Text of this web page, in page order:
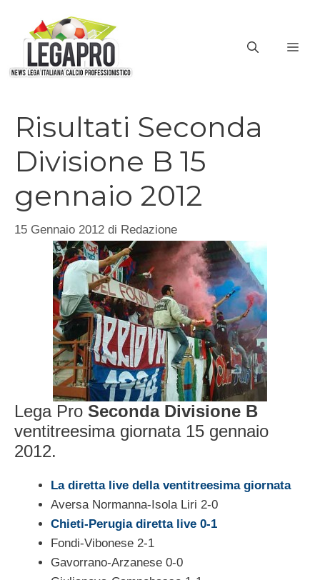
contenuto
Risultati Seconda
Divisione B 15
gennaio 2012
15 Gennaio 2012 di Redazione
Lega Pro Seconda Divisione B
ventitreesima giornata 15 gennaio
2012.
La diretta live della ventitreesima giornata
Aversa Normanna-Isola Liri 2-0
Chieti-Perugia diretta live 0-1
Fondi-Vibonese 2-1
Gavorrano-Arzanese 0-0